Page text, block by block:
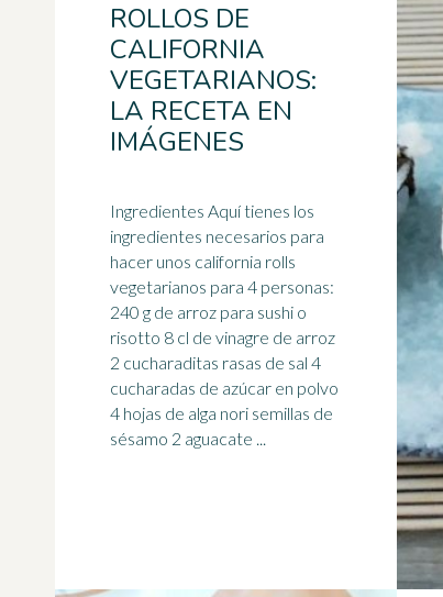
ROLLOS DE
CALIFORNIA
VEGETARIANOS:
LA RECETA EN
IMÁGENES
Ingredientes Aquí tienes los
ingredientes necesarios para
hacer unos california rolls
vegetarianos para 4 personas:
240 g de arroz para sushi o
risotto 8 cl de vinagre de arroz
2 cucharaditas rasas de sal 4
cucharadas de azúcar en polvo
4 hojas de alga nori semillas de
sésamo 2 aguacate ...